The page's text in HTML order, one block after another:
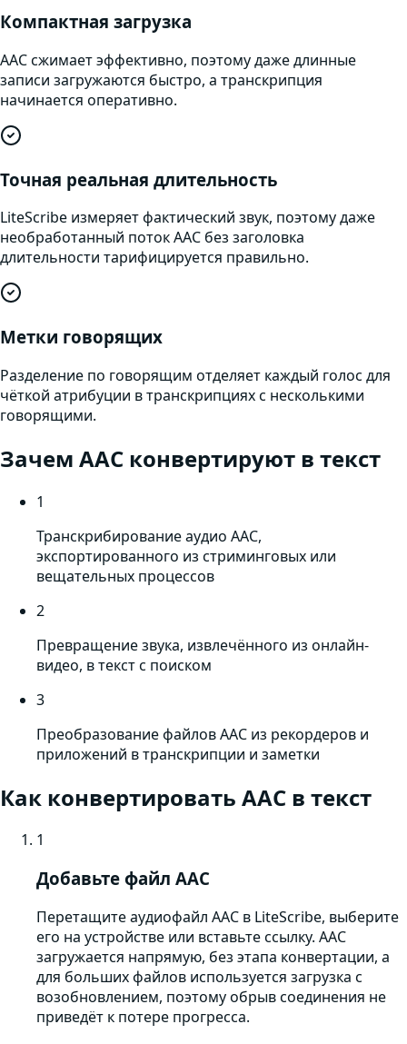
Компактная загрузка
AAC сжимает эффективно, поэтому даже длинные
записи загружаются быстро, а транскрипция
начинается оперативно.
Точная реальная длительность
LiteScribe измеряет фактический звук, поэтому даже
необработанный поток AAC без заголовка
длительности тарифицируется правильно.
Метки говорящих
Разделение по говорящим отделяет каждый голос для
чёткой атрибуции в транскрипциях с несколькими
говорящими.
Зачем AAC конвертируют в текст
1
Транскрибирование аудио AAC,
экспортированного из стриминговых или
вещательных процессов
2
Превращение звука, извлечённого из онлайн-
видео, в текст с поиском
3
Преобразование файлов AAC из рекордеров и
приложений в транскрипции и заметки
Как конвертировать AAC в текст
1
Добавьте файл AAC
Перетащите аудиофайл AAC в LiteScribe, выберите
его на устройстве или вставьте ссылку. AAC
загружается напрямую, без этапа конвертации, а
для больших файлов используется загрузка с
возобновлением, поэтому обрыв соединения не
приведёт к потере прогресса.